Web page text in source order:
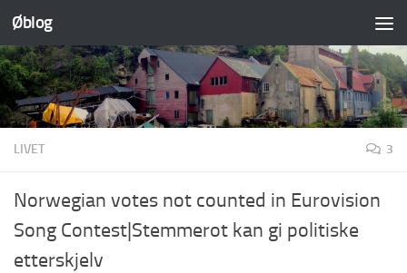
Skip to content
Øblog
LIVET 3
Norwegian votes not counted in Eurovision
Song Contest|Stemmerot kan gi politiske
etterskjelv